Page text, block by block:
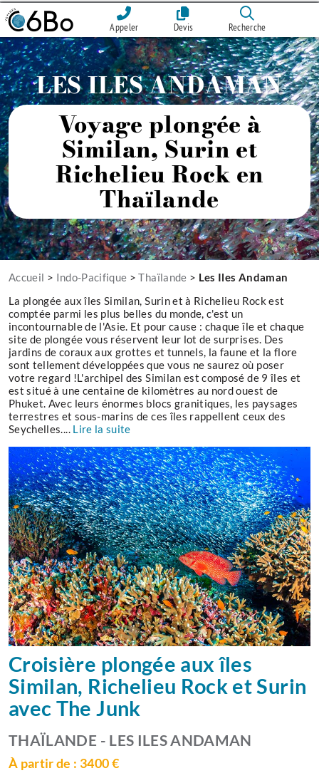
Appeler Devis Recherche
LES ILES ANDAMAN
Voyage plongée à
Similan, Surin et
Richelieu Rock en
Thaïlande
Accueil > Indo-Pacifique >Thaïlande > Les Iles Andaman
La plongée aux îles Similan, Surin et à Richelieu Rock est
comptée parmi les plus belles du monde, c'est un
incontournable de l'Asie. Et pour cause : chaque île et chaque
site de plongée vous réservent leur lot de surprises. Des
jardins de coraux aux grottes et tunnels, la faune et la flore
sont tellement développées que vous ne saurez où poser
votre regard !L'archipel des Similan est composé de 9 îles et
est situé à une centaine de kilomètres au nord ouest de
Phuket. Avec leurs énormes blocs granitiques, les paysages
terrestres et sous-marins de ces îles rappellent ceux des
Seychelles.... Lire la suite
Croisière plongée aux îles
Similan, Richelieu Rock et Surin
avec The Junk
THAÏLANDE - LES ILES ANDAMAN
À partir de : 3400 €